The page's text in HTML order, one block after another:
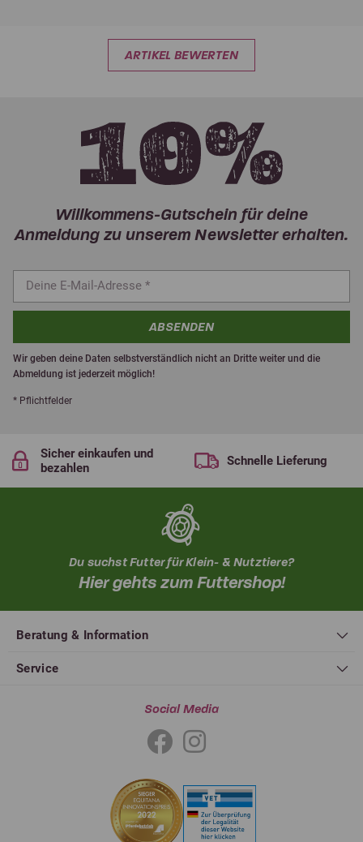
ARTIKEL BEWERTEN
Willkommens-Gutschein für deine
Anmeldung zu unserem Newsletter erhalten.
ABSENDEN
Wir geben deine Daten selbstverständlich nicht an Dritte weiter und die
Abmeldung ist jederzeit möglich!
* Pflichtfelder
Sicher einkaufen und
bezahlen
Schnelle Lieferung
Du suchst Futter für Klein- & Nutztiere?
Hier gehts zum Futtershop!
Beratung & Information
Service
Social Media